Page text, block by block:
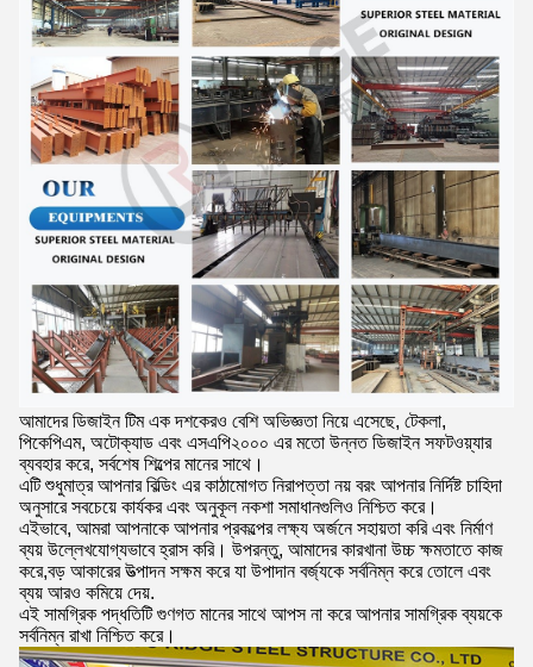
আমাদের ডিজাইন টিম এক দশকেরও বেশি অভিজ্ঞতা নিয়ে এসেছে, টেকলা,
পিকেপিএম, অটোক্যাড এবং এসএপি২০০০ এর মতো উন্নত ডিজাইন সফটওয়্যার
ব্যবহার করে, সর্বশেষ শিল্পের মানের সাথে।
এটি শুধুমাত্র আপনার বিল্ডিং এর কাঠামোগত নিরাপত্তা নয় বরং আপনার নির্দিষ্ট চাহিদা
অনুসারে সবচেয়ে কার্যকর এবং অনুকূল নকশা সমাধানগুলিও নিশ্চিত করে।
এইভাবে, আমরা আপনাকে আপনার প্রকল্পের লক্ষ্য অর্জনে সহায়তা করি এবং নির্মাণ
ব্যয় উল্লেখযোগ্যভাবে হ্রাস করি। উপরন্তু, আমাদের কারখানা উচ্চ ক্ষমতাতে কাজ
করে,বড় আকারের উত্পাদন সক্ষম করে যা উপাদান বর্জ্যকে সর্বনিম্ন করে তোলে এবং
ব্যয় আরও কমিয়ে দেয়.
এই সামগ্রিক পদ্ধতিটি গুণগত মানের সাথে আপস না করে আপনার সামগ্রিক ব্যয়কে
সর্বনিম্ন রাখা নিশ্চিত করে।